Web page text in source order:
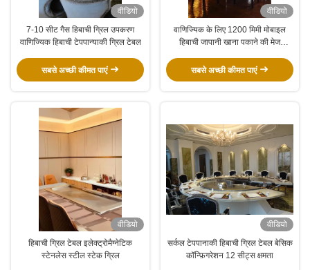
वीडियो
7-10 सीट गैस हिबाची ग्रिल उपकरण
वाणिज्यिक हिबाची टेपपान्याकी ग्रिल टेबल
सबसे अच्छी कीमत पाएं
वीडियो
वाणिज्यिक के लिए 1200 मिमी मोबाइल
हिबाची जापानी खाना पकाने की मेज
सबसे अच्छी कीमत पाएं
वीडियो
हिबाची ग्रिल टेबल इलेक्ट्रोमैग्नेटिक
स्टेनलेस स्टील स्टेक ग्रिल
वीडियो
सर्कल टेपपानाकी हिबाची ग्रिल टेबल बेसिक
कॉन्फ़िगरेशन 12 सीट्स क्षमता